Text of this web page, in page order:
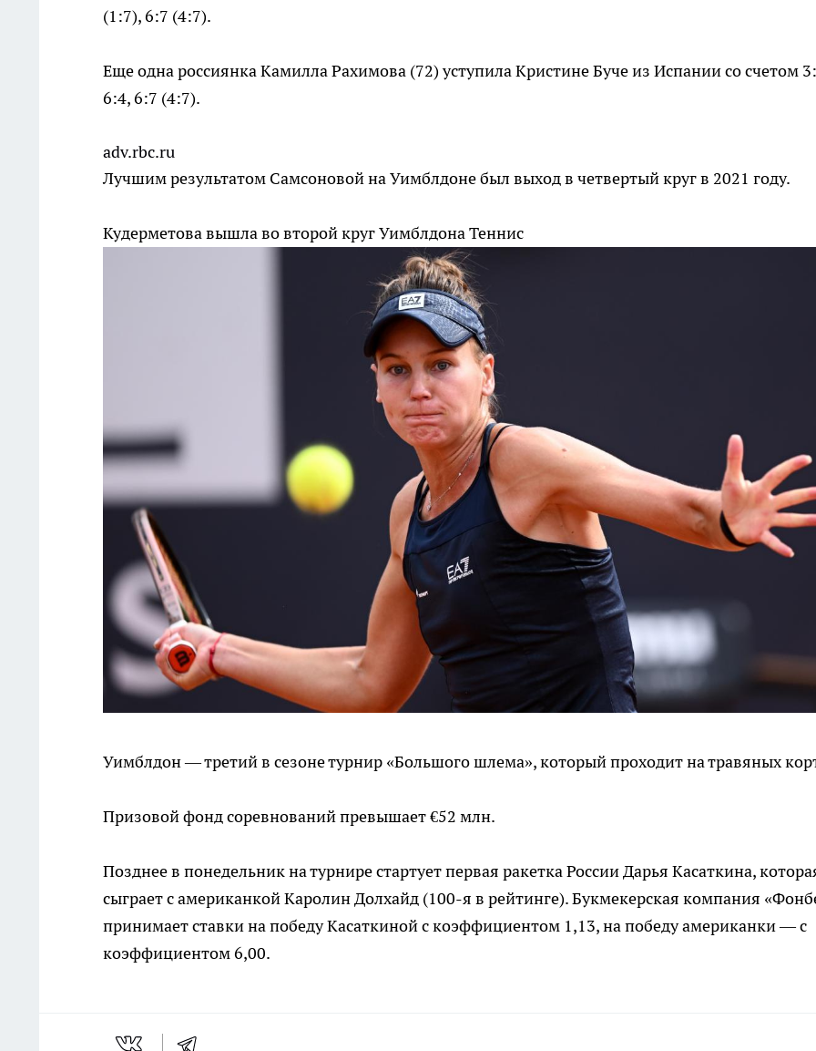
(1:7), 6:7 (4:7).
Еще одна россиянка Камилла Рахимова (72) уступила Кристине Буче из Испании со счетом
6:4, 6:7 (4:7).
adv.rbc.ru
Лучшим результатом Самсоновой на Уимблдоне был выход в четвертый круг в 2021 году.
Кудерметова вышла во второй круг УимблдонаТеннис
Уимблдон — третий в сезоне турнир «Большого шлема», который проходит на травяных
Призовой фонд соревнований превышает €52 млн.
Позднее в понедельник на турнире стартует первая ракетка России Дарья Касаткина,
сыграет с американкой Каролин Долхайд (100-я в рейтинге). Букмекерская компания
принимает ставки на победу Касаткиной с коэффициентом 1,13, на победу американки — с
коэффициентом 6,00.